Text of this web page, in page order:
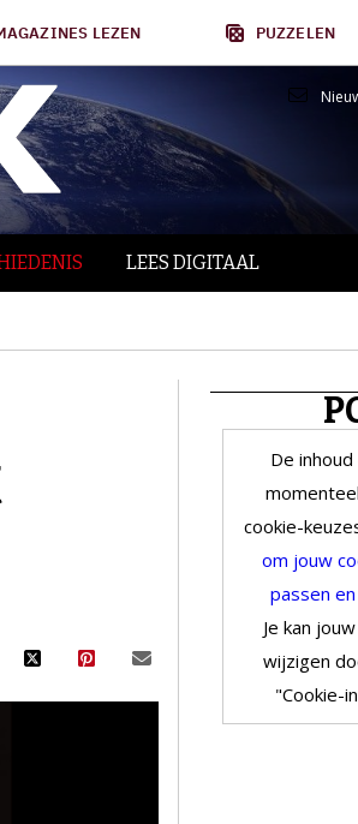
LEZEN PUZZELEN
LEES DIGITAAL
De
cookie-
om jouw
passen
Je kan
wijzigen
"Cookie-